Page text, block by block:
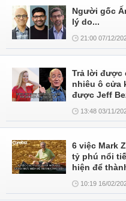
Người gốc
lý do...
21:00 07/12/
Trả lời được
nhiêu ô cửa
được Jeff
13:48 03/11/
6 việc Mark
tỷ phú nổi
hiện để
10:19 16/02/